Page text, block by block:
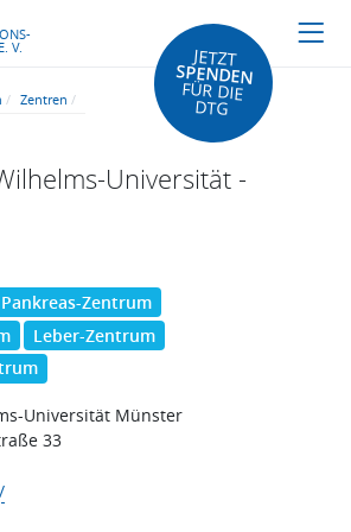
V. JETZT
SPENDEN
FÜR DIE
DTG
Zentren
Universität -
Pankreas-Zentrum
Leber-Zentrum
Universität Münster
33